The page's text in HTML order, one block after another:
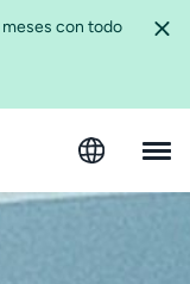
con todo